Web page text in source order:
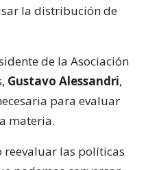
la distribución de
de la Asociación
Gustavo Alessandri,
para evaluar
materia.
reevaluar las políticas